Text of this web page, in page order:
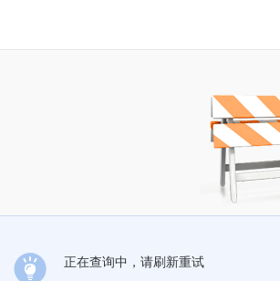
正在查询中，请刷新重试